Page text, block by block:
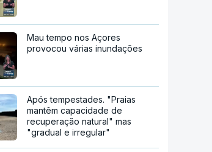
Mau tempo nos Açores
provocou várias inundações
Após tempestades. "Praias
mantêm capacidade de
recuperação natural" mas
"gradual e irregular"